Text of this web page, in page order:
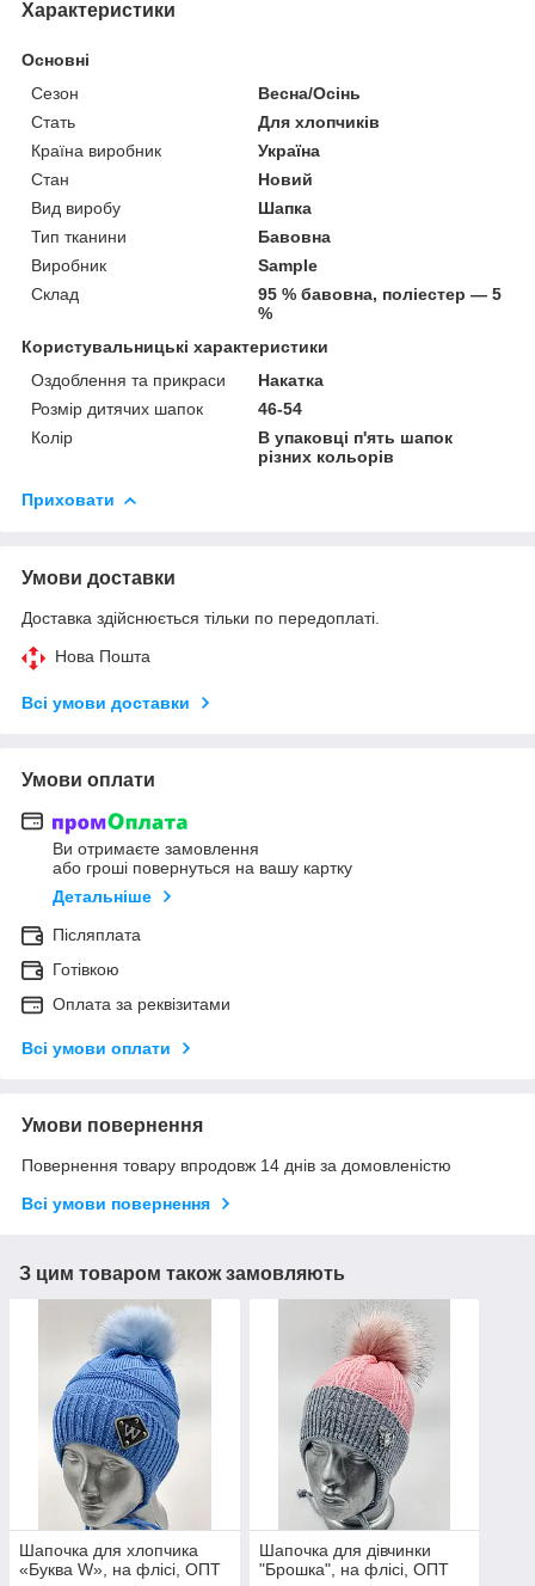
Характеристики
Основні
Сезон
Весна/Осінь
Стать
Для хлопчиків
Країна виробник
Україна
Стан
Новий
Вид виробу
Шапка
Тип тканини
Бавовна
Виробник
Sample
Склад
95 % бавовна, поліестер ― 5
%
Користувальницькі характеристики
Оздоблення та прикраси
Накатка
Розмір дитячих шапок
46-54
Колір
В упаковці п'ять шапок
різних кольорів
Приховати
Умови доставки
Доставка здійснюється тільки по передоплаті.
Нова Пошта
Всі умови доставки
Умови оплати
Ви отримаєте замовлення
або гроші повернуться на вашу картку
Детальніше
Післяплата
Готівкою
Оплата за реквізитами
Всі умови оплати
Умови повернення
Повернення товару впродовж 14 днів за домовленістю
Всі умови повернення
З цим товаром також замовляють
Шапочка для хлопчика
«Буква W», на флісі, ОПТ
Шапочка для дівчинки
"Брошка", на флісі, ОПТ